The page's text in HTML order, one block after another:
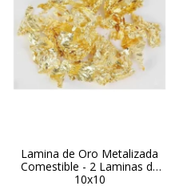
Lamina de Oro Metalizada
Comestible - 2 Laminas de
10x10